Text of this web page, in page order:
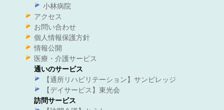
小林病院
アクセス
お問い合わせ
個人情報保護方針
情報公開
医療・介護サービス
通いのサービス
【通所リハビリテーション】サンビレッジ
【デイサービス】東光会
訪問サービス